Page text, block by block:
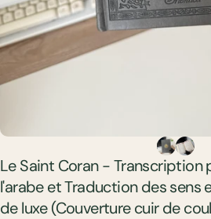
LeSaint Coran -Transcription
l'arabeetTraduction dessens
deluxe(Couverture cuir de